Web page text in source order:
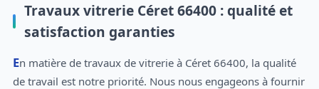
Travaux vitrerie Céret 66400 : qualité et
satisfaction garanties
En matière de travaux de vitrerie à Céret 66400, la qualité
de travail est notre priorité. Nous nous engageons à fournir